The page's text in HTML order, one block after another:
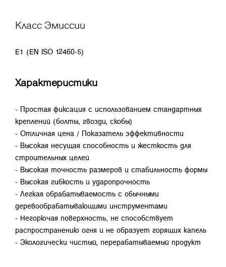
Класс Эмиссии
E1 (EN ISO 12460-5)
Характеристики
- Простая фиксация с использованием стандартных
креплений (болты, гвозди, скобы)
- Отличная цена / Показатель эффективности
- Высокая несущая способность и жесткость для
строительных целей
- Высокая точность размеров и стабильность формы
- Высокая гибкость и ударопрочность
- Легкая обрабатываемость с обычными
деревообрабатывающими инструментами
- Негорючая поверхность, не способствует
распространению огня и не образует горящих капель
- Экологически чистый, перерабатываемый продукт